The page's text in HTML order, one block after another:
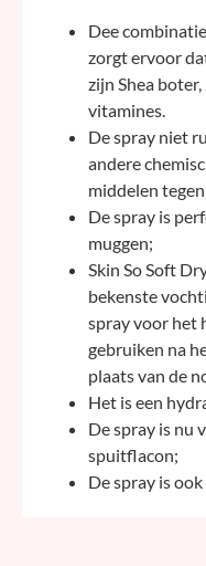
Dee
zorgt ervoor
zijn Shea
vitamines.
De spray niet
andere
middelen
De spray is
muggen;
Skin So Soft
bekenste
spray voor het
gebruiken na
plaats van de
Het is een
De spray is nu
spuitflacon;
De spray is